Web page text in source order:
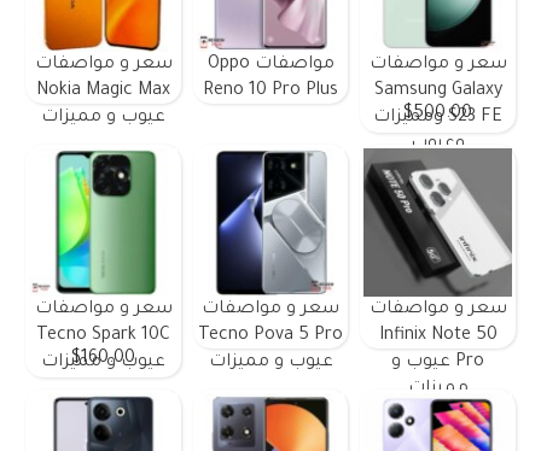
سعر و مواصفات
Samsung Galaxy
S23 FE ومميزات
وعيوب
$500.00
مواصفات Oppo
Reno 10 Pro Plus
سعر و مواصفات
Nokia Magic Max
عيوب و مميزات
سعر و مواصفات
Infinix Note 50
Pro عيوب و
مميزات
سعر و مواصفات
Tecno Pova 5 Pro
عيوب و مميزات
سعر و مواصفات
Tecno Spark 10C
عيوب و مميزات
$160.00